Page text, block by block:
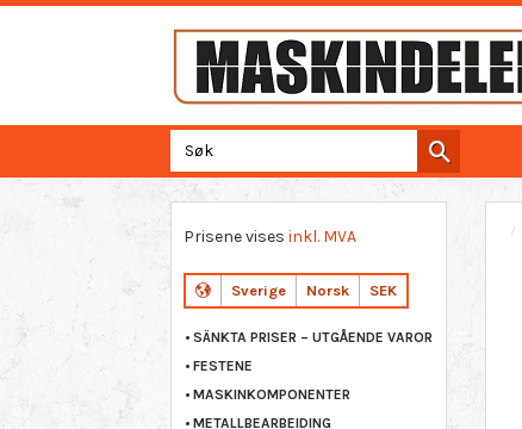
Prisene vises inkl. MVA
Sverige Norsk SEK
SÄNKTA PRISER – UTGÅENDE VAROR
FESTENE
MASKINKOMPONENTER
METALLBEARBEIDING